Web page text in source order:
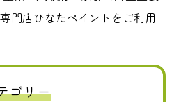
門店ひなたペイントをご利用
ゴリー